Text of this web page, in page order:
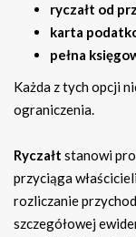
ryczałt od
karta
pełna
Każda z tych opcji
ograniczenia.
Ryczałt stanowi
przyciąga
rozliczanie
szczegółowej